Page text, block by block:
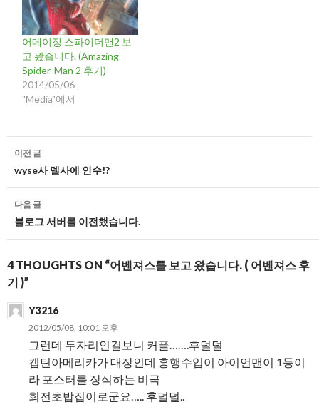
어메이징 스파이더맨2 보
고 왔습니다. (Amazing
Spider-Man 2 후기)
2014/05/06
"Media"에서
글
네
비
게
이
션
이전 글
wyse사 델사에 인수!?
다음 글
블로그 서버를 이전했습니다.
4 THOUGHTS ON “어벤져스를 보고 왔습니다. ( 어벤져스 후
기 )”
Y3216
2012/05/08, 10:01 오후
그런데 두자리인걸보니 커플…….후덜덜
캡틴아메리카가 대장인데 흥행수입이 아이언맨이 1등이
라 포스터를 장식하는 비극
회전초밥집이로군요….. 후덜덜..